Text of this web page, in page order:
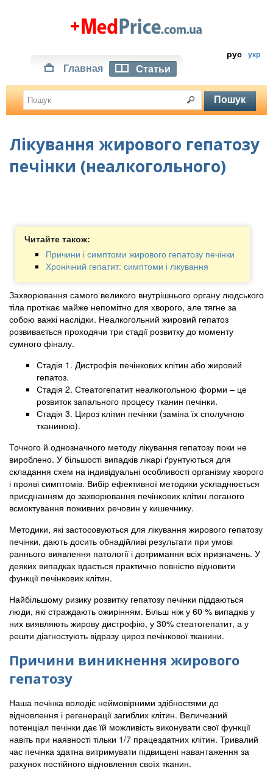
рус укр
Главная Статьи
Лікування жирового гепатозу
печінки (неалкогольного)
Читайте також:
Причини і симптоми жирового гепатозу печінки
Хронічний гепатит: симптоми і лікування
Захворювання самого великого внутрішнього органу людського
тіла протікає майже непомітно для хворого, але тягне за
собою важкі наслідки. Неалкогольний жировий гепатоз
розвивається проходячи три стадії розвитку до моменту
сумного фіналу.
Стадія 1. Дистрофія печінкових клітин або жировий
гепатоз.
Стадія 2. Стеатогепатит неалкогольною форми – це
розвиток запального процесу тканин печінки.
Стадія 3. Цироз клітин печінки (заміна їх сполучною
тканиною).
Точного й однозначного методу лікування гепатозу поки не
вироблено. У більшості випадків лікарі ґрунтуються для
складання схем на індивідуальні особливості організму хворого
і прояві симптомів. Вибір ефективної методики ускладнюється
приєднанням до захворювання печінкових клітин поганого
всмоктування поживних речовин у кишечнику.
Методики, які застосовуються для лікування жирового гепатозу
печінки, дають досить обнадійливі результати при умові
раннього виявлення патології і дотримання всіх призначень. У
деяких випадках вдається практично повністю відновити
функції печінкових клітин.
Найбільшому ризику розвитку гепатозу печінки піддаються
люди, які страждають ожирінням. Більш ніж у 60 % випадків у
них виявляють жирову дистрофію, у 30% стеатогепатит, а у
решти діагностують відразу цироз печінкової тканини.
Причини виникнення жирового
гепатозу
Наша печінка володіє неймовірними здібностями до
відновлення і регенерації загиблих клітин. Величезний
потенціал печінки дає їй можливість виконувати свої функції
навіть при наявності тільки 1/7 працездатних клітин. Тривалий
час печінка здатна витримувати підвищені навантаження за
рахунок постійного відновлення своїх тканин.